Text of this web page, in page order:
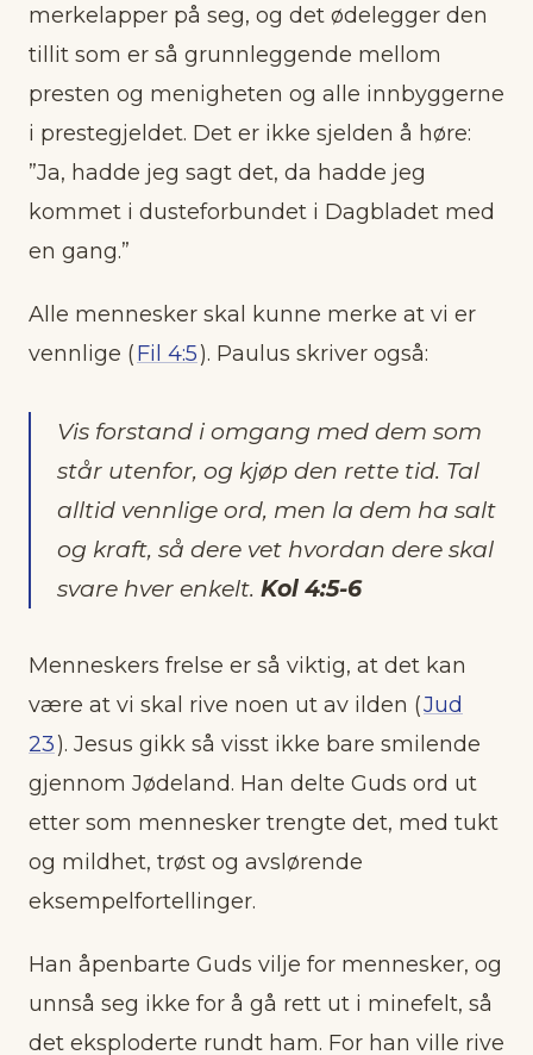
merkelapper på seg, og det ødelegger den
tillit som er så grunnleggende mellom
presten og menigheten og alle innbyggerne
i prestegjeldet. Det er ikke sjelden å høre:
”Ja, hadde jeg sagt det, da hadde jeg
kommet i dusteforbundet i Dagbladet med
en gang.”
Alle mennesker skal kunne merke at vi er
vennlige (Fil 4:5). Paulus skriver også:
Vis forstand i omgang med dem som
står utenfor, og kjøp den rette tid. Tal
alltid vennlige ord, men la dem ha salt
og kraft, så dere vet hvordan dere skal
svare hver enkelt. Kol 4:5-6
Menneskers frelse er så viktig, at det kan
være at vi skal rive noen ut av ilden (Jud
23). Jesus gikk så visst ikke bare smilende
gjennom Jødeland. Han delte Guds ord ut
etter som mennesker trengte det, med tukt
og mildhet, trøst og avslørende
eksempelfortellinger.
Han åpenbarte Guds vilje for mennesker, og
unnså seg ikke for å gå rett ut i minefelt, så
det eksploderte rundt ham. For han ville rive